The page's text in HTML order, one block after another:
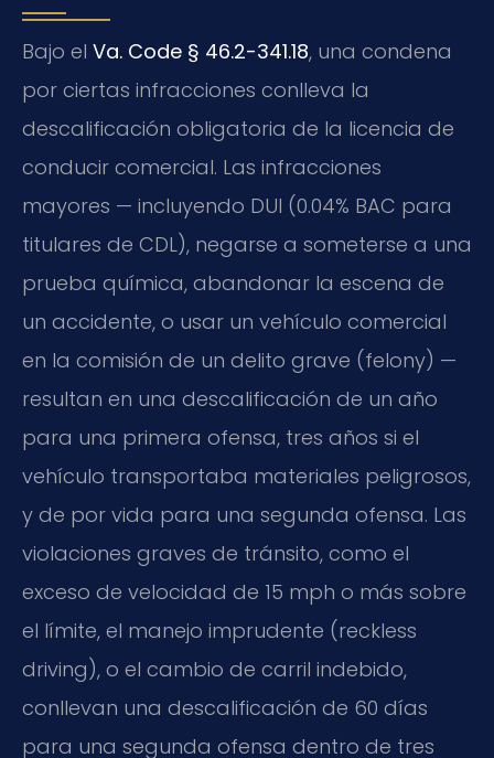
Bajo el Va. Code § 46.2-341.18, una condena
por ciertas infracciones conlleva la
descalificación obligatoria de la licencia de
conducir comercial. Las infracciones
mayores — incluyendo DUI (0.04% BAC para
titulares de CDL), negarse a someterse a una
prueba química, abandonar la escena de
un accidente, o usar un vehículo comercial
en la comisión de un delito grave (felony) —
resultan en una descalificación de un año
para una primera ofensa, tres años si el
vehículo transportaba materiales peligrosos,
y de por vida para una segunda ofensa. Las
violaciones graves de tránsito, como el
exceso de velocidad de 15 mph o más sobre
el límite, el manejo imprudente (reckless
driving), o el cambio de carril indebido,
conllevan una descalificación de 60 días
para una segunda ofensa dentro de tres